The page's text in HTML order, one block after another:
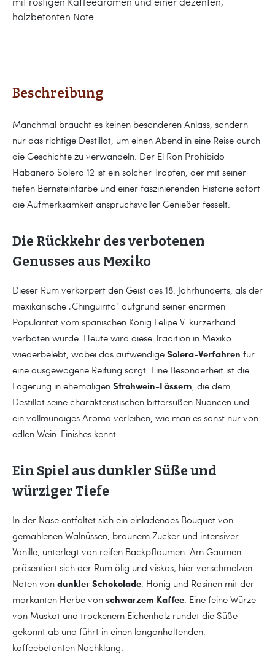
holzbetonten Note.
Beschreibung
Manchmal braucht es keinen besonderen Anlass, sondern
nur das richtige Destillat, um einen Abend in eine Reise durch
die Geschichte zu verwandeln. Der El Ron Prohibido
Habanero Solera 12 ist ein solcher Tropfen, der mit seiner
tiefen Bernsteinfarbe und einer faszinierenden Historie sofort
die Aufmerksamkeit anspruchsvoller Genießer fesselt.
Die Rückkehr des verbotenen
Genusses aus Mexiko
Dieser Rum verkörpert den Geist des 18. Jahrhunderts, als der
mexikanische „Chinguirito“ aufgrund seiner enormen
Popularität vom spanischen König Felipe V. kurzerhand
verboten wurde. Heute wird diese Tradition in Mexiko
wiederbelebt, wobei das aufwendige Solera-Verfahren für
eine ausgewogene Reifung sorgt. Eine Besonderheit ist die
Lagerung in ehemaligen Strohwein-Fässern, die dem
Destillat seine charakteristischen bittersüßen Nuancen und
ein vollmundiges Aroma verleihen, wie man es sonst nur von
edlen Wein-Finishes kennt.
Ein Spiel aus dunkler Süße und
würziger Tiefe
In der Nase entfaltet sich ein einladendes Bouquet von
gemahlenen Walnüssen, braunem Zucker und intensiver
Vanille, unterlegt von reifen Backpflaumen. Am Gaumen
präsentiert sich der Rum ölig und viskos; hier verschmelzen
Noten von dunkler Schokolade, Honig und Rosinen mit der
markanten Herbe von schwarzem Kaffee. Eine feine Würze
von Muskat und trockenem Eichenholz rundet die Süße
gekonnt ab und führt in einen langanhaltenden,
kaffeebetonten Nachklang.